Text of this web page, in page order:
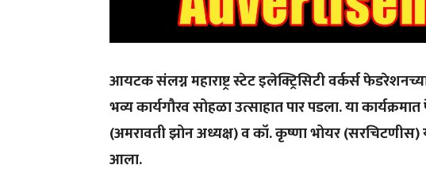
आयटक संलग्न महाराष्ट्र स्टेट इलेक्ट्रिसिटी वर्कर्स
भव्य कार्यगौरव सोहळा उत्साहात पार पडला. या
(अमरावती झोन अध्यक्ष) व कॉ. कृष्णा भोयर (सरचिटणीस)
आला.